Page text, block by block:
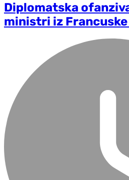
Diplomatska
ministri iz Francuske